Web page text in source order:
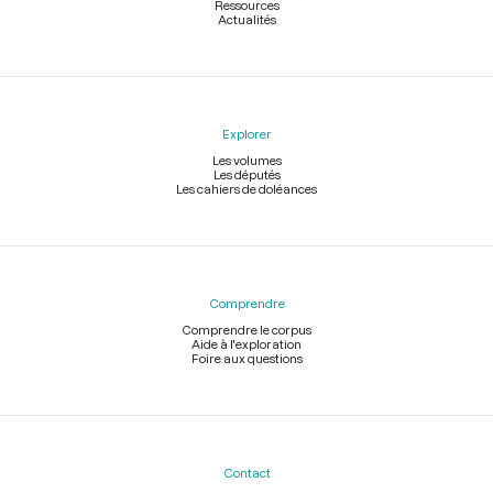
Ressources
Actualités
Explorer
Les volumes
Les députés
Les cahiers de doléances
Comprendre
Comprendre le corpus
Aide à l'exploration
Foire aux questions
Contact